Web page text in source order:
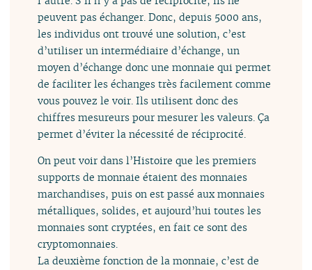
peuvent pas échanger. Donc, depuis 5000 ans,
les individus ont trouvé une solution, c’est
d’utiliser un intermédiaire d’échange, un
moyen d’échange donc une monnaie qui permet
de faciliter les échanges très facilement comme
vous pouvez le voir. Ils utilisent donc des
chiffres mesureurs pour mesurer les valeurs. Ça
permet d’éviter la nécessité de réciprocité.
On peut voir dans l’Histoire que les premiers
supports de monnaie étaient des monnaies
marchandises, puis on est passé aux monnaies
métalliques, solides, et aujourd’hui toutes les
monnaies sont cryptées, en fait ce sont des
cryptomonnaies.
La deuxième fonction de la monnaie, c’est de